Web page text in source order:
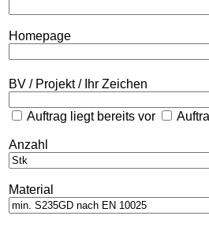
Homepage
BV / Projekt / Ihr Zeichen
Auftrag liegt bereits vor
Anzahl
Material